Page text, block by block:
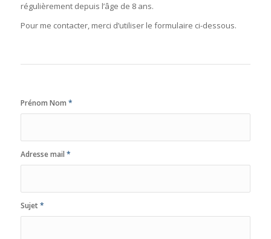
régulièrement depuis l’âge de 8 ans.
Pour me contacter, merci d’utiliser le formulaire ci-dessous.
Prénom Nom *
Adresse mail *
Sujet*